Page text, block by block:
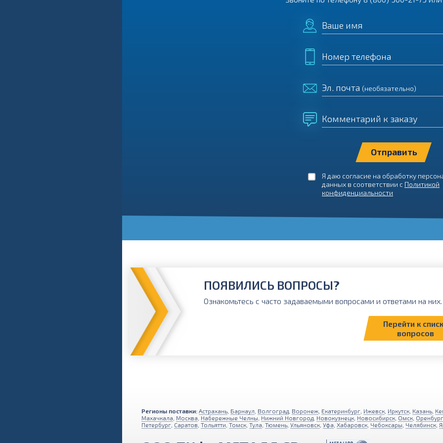
Ваше имя
Номер телефона
Эл. почта (необязательно)
Комментарий к заказу
Я даю согласие на обработку
данных в соответствии с Политикой
конфиденциальности
ПОЯВИЛИСЬ ВОПРОСЫ?
Ознакомьтесь с часто задаваемыми вопросами и ответами на
Перейти к
вопросов
Регионы поставки: Астрахань Барнаул Волгоград Воронеж Екатеринбург Ижевск Иркутск Казань
Махачкала Москва Набережные Челны Нижний Новгород Новокузнецк Новосибирск Омск Оренбург
Петербург Саратов Тольятти Томск Тула Тюмень Ульяновск Уфа Хабаровск Чебоксары Челябинск